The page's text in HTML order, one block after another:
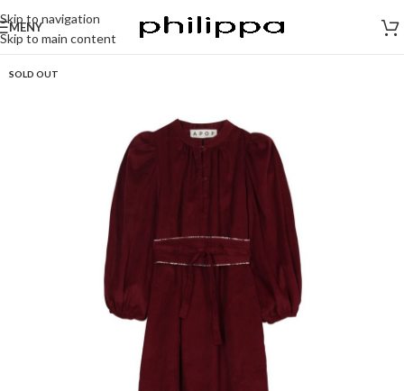
Skip to navigation
Skip to main content
MENY
SOLD OUT